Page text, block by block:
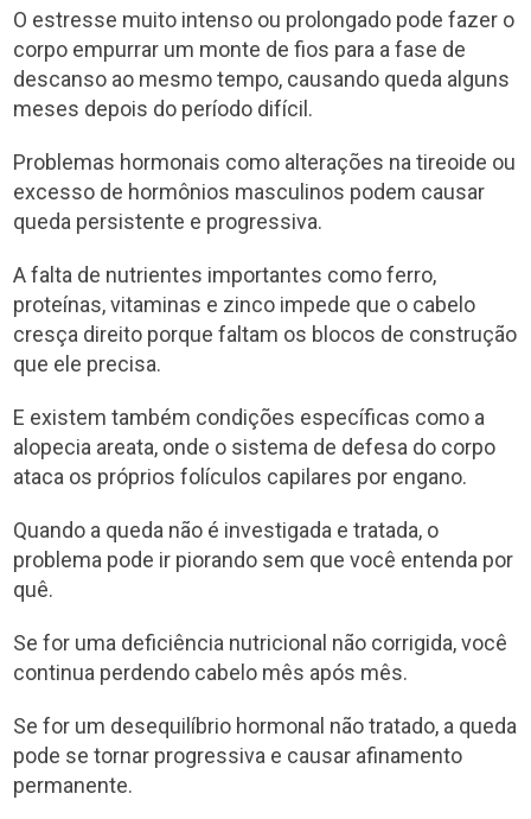
O estresse muito intenso ou prolongado pode fazer o
corpo empurrar um monte de fios para a fase de
descanso ao mesmo tempo, causando queda alguns
meses depois do período difícil.
Problemas hormonais como alterações na tireoide ou
excesso de hormônios masculinos podem causar
queda persistente e progressiva.
A falta de nutrientes importantes como ferro,
proteínas, vitaminas e zinco impede que o cabelo
cresça direito porque faltam os blocos de construção
que ele precisa.
E existem também condições específicas como a
alopecia areata, onde o sistema de defesa do corpo
ataca os próprios folículos capilares por engano.
Quando a queda não é investigada e tratada, o
problema pode ir piorando sem que você entenda por
quê.
Se for uma deficiência nutricional não corrigida, você
continua perdendo cabelo mês após mês.
Se for um desequilíbrio hormonal não tratado, a queda
pode se tornar progressiva e causar afinamento
permanente.